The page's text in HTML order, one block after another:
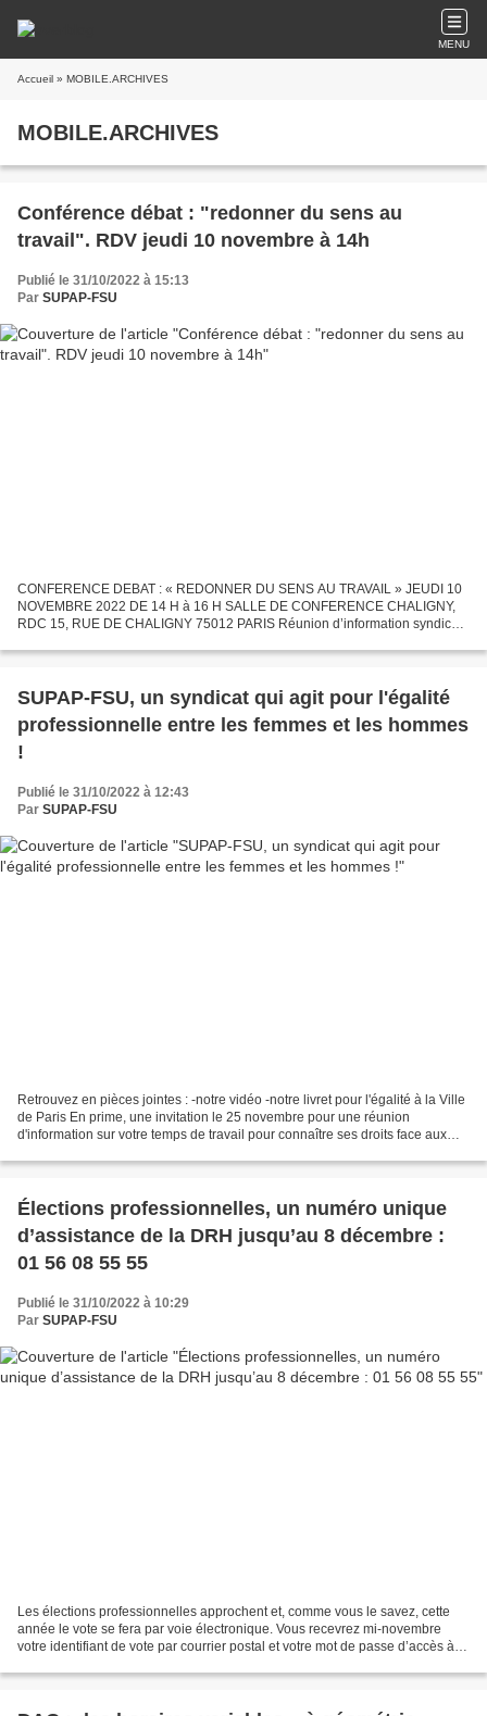
MENU
Accueil » MOBILE.ARCHIVES
MOBILE.ARCHIVES
Conférence débat : "redonner du sens au
travail". RDV jeudi 10 novembre à 14h
Publié le 31/10/2022 à 15:13
Par SUPAP-FSU
CONFERENCE DEBAT : « REDONNER DU SENS AU TRAVAIL » JEUDI 10
NOVEMBRE 2022 DE 14 H à 16 H SALLE DE CONFERENCE CHALIGNY,
RDC 15, RUE DE CHALIGNY 75012 PARIS Réunion d’information syndicale
SUPAP-FSU, un syndicat qui agit pour l'égalité
professionnelle entre les femmes et les hommes
!
Publié le 31/10/2022 à 12:43
Par SUPAP-FSU
Retrouvez en pièces jointes : -notre vidéo -notre livret pour l'égalité à la Ville
de Paris En prime, une invitation le 25 novembre pour une réunion
d'information sur votre temps de travail pour connaître ses droits face aux
Élections professionnelles, un numéro unique
d’assistance de la DRH jusqu’au 8 décembre :
01 56 08 55 55
Publié le 31/10/2022 à 10:29
Par SUPAP-FSU
Les élections professionnelles approchent et, comme vous le savez, cette
année le vote se fera par voie électronique. Vous recevrez mi-novembre
votre identifiant de vote par courrier postal et votre mot de passe d’accès à la